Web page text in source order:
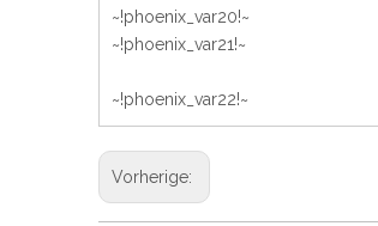
~!phoenix_var20!~
~!phoenix_var21!~
~!phoenix_var22!~
Vorherige: